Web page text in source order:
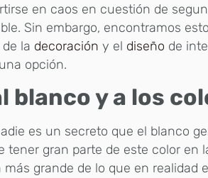
en caos en cuestión de
Sin embargo, encontramos
la decoración y el diseño de
opción.
blanco y a los
es un secreto que el blanco
tener gran parte de este color en
más grande de lo que en realidad